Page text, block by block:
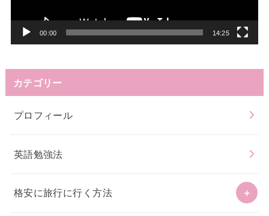
00:00 14:25
カテゴリー
プロフィール
英語勉強法
格安に旅行に行く方法